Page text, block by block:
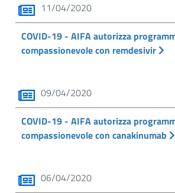
11/04/2020
COVID-19 - AIFA autorizza
compassionevole con remdesivir
09/04/2020
COVID-19 - AIFA autorizza
compassionevole con canakinumab
06/04/2020